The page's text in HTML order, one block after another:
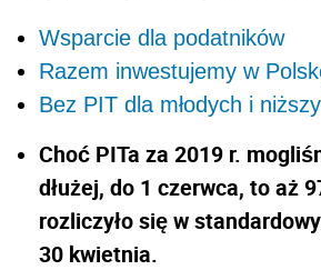
Wsparcie dla podatników
Razem inwestujemy w
Bez PIT dla młodych i
Choć PITa za 2019 r.
dłużej, do 1 czerwca, to aż
rozliczyło się w
30 kwietnia.